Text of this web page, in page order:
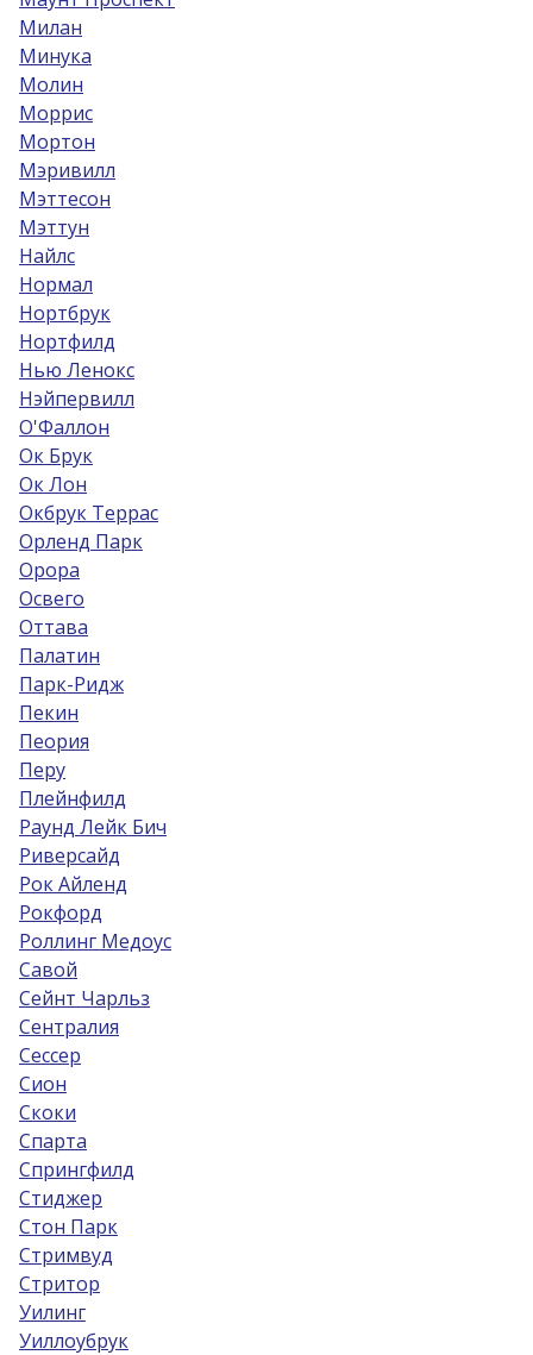
Милан
Минука
Молин
Моррис
Мортон
Мэривилл
Мэттесон
Мэттун
Найлс
Нормал
Нортбрук
Нортфилд
Нью Ленокс
Нэйпервилл
О'Фаллон
Ок Брук
Ок Лон
Окбрук Террас
Орленд Парк
Орора
Освего
Оттава
Палатин
Парк-Ридж
Пекин
Пеория
Перу
Плейнфилд
Раунд Лейк Бич
Риверсайд
Рок Айленд
Рокфорд
Роллинг Медоус
Савой
Сейнт Чарльз
Сентралия
Сессер
Сион
Скоки
Спарта
Спрингфилд
Стиджер
Стон Парк
Стримвуд
Стритор
Уилинг
Уиллоубрук